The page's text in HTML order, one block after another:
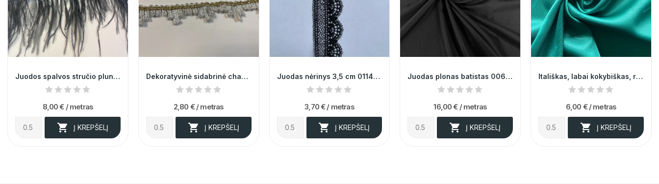
Juodos spalvos stručio plunksnų juosta 013731
8,00 € / metras
 Į KREPŠELĮ
Dekoratyvinė sidabrinė chanel juostelė su...
2,80 € / metras
 Į KREPŠELĮ
Juodas nėrinys 3,5 cm 011408
3,70 €/ metras
 Į KREPŠELĮ
Juodas plonas batistas 006309
16,00 € / metras
 Į KREPŠELĮ
Itališkas, labai kokybiškas, ryškiai žalios...
6,00 € / metras
 Į KREPŠELĮ